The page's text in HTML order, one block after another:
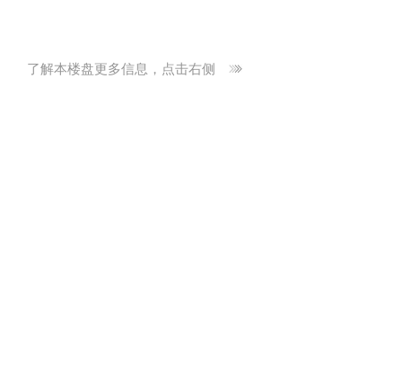
了解本楼盘更多信息，点击右侧